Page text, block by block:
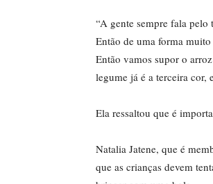
“A gente sempre fala pelo
Então de uma forma
Então vamos supor o
legume já é a terceira cor,
Ela ressaltou que é
Natalia Jatene, que é
que as crianças devem